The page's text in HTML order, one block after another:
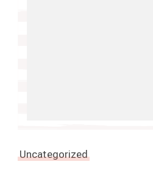
Uncategorized